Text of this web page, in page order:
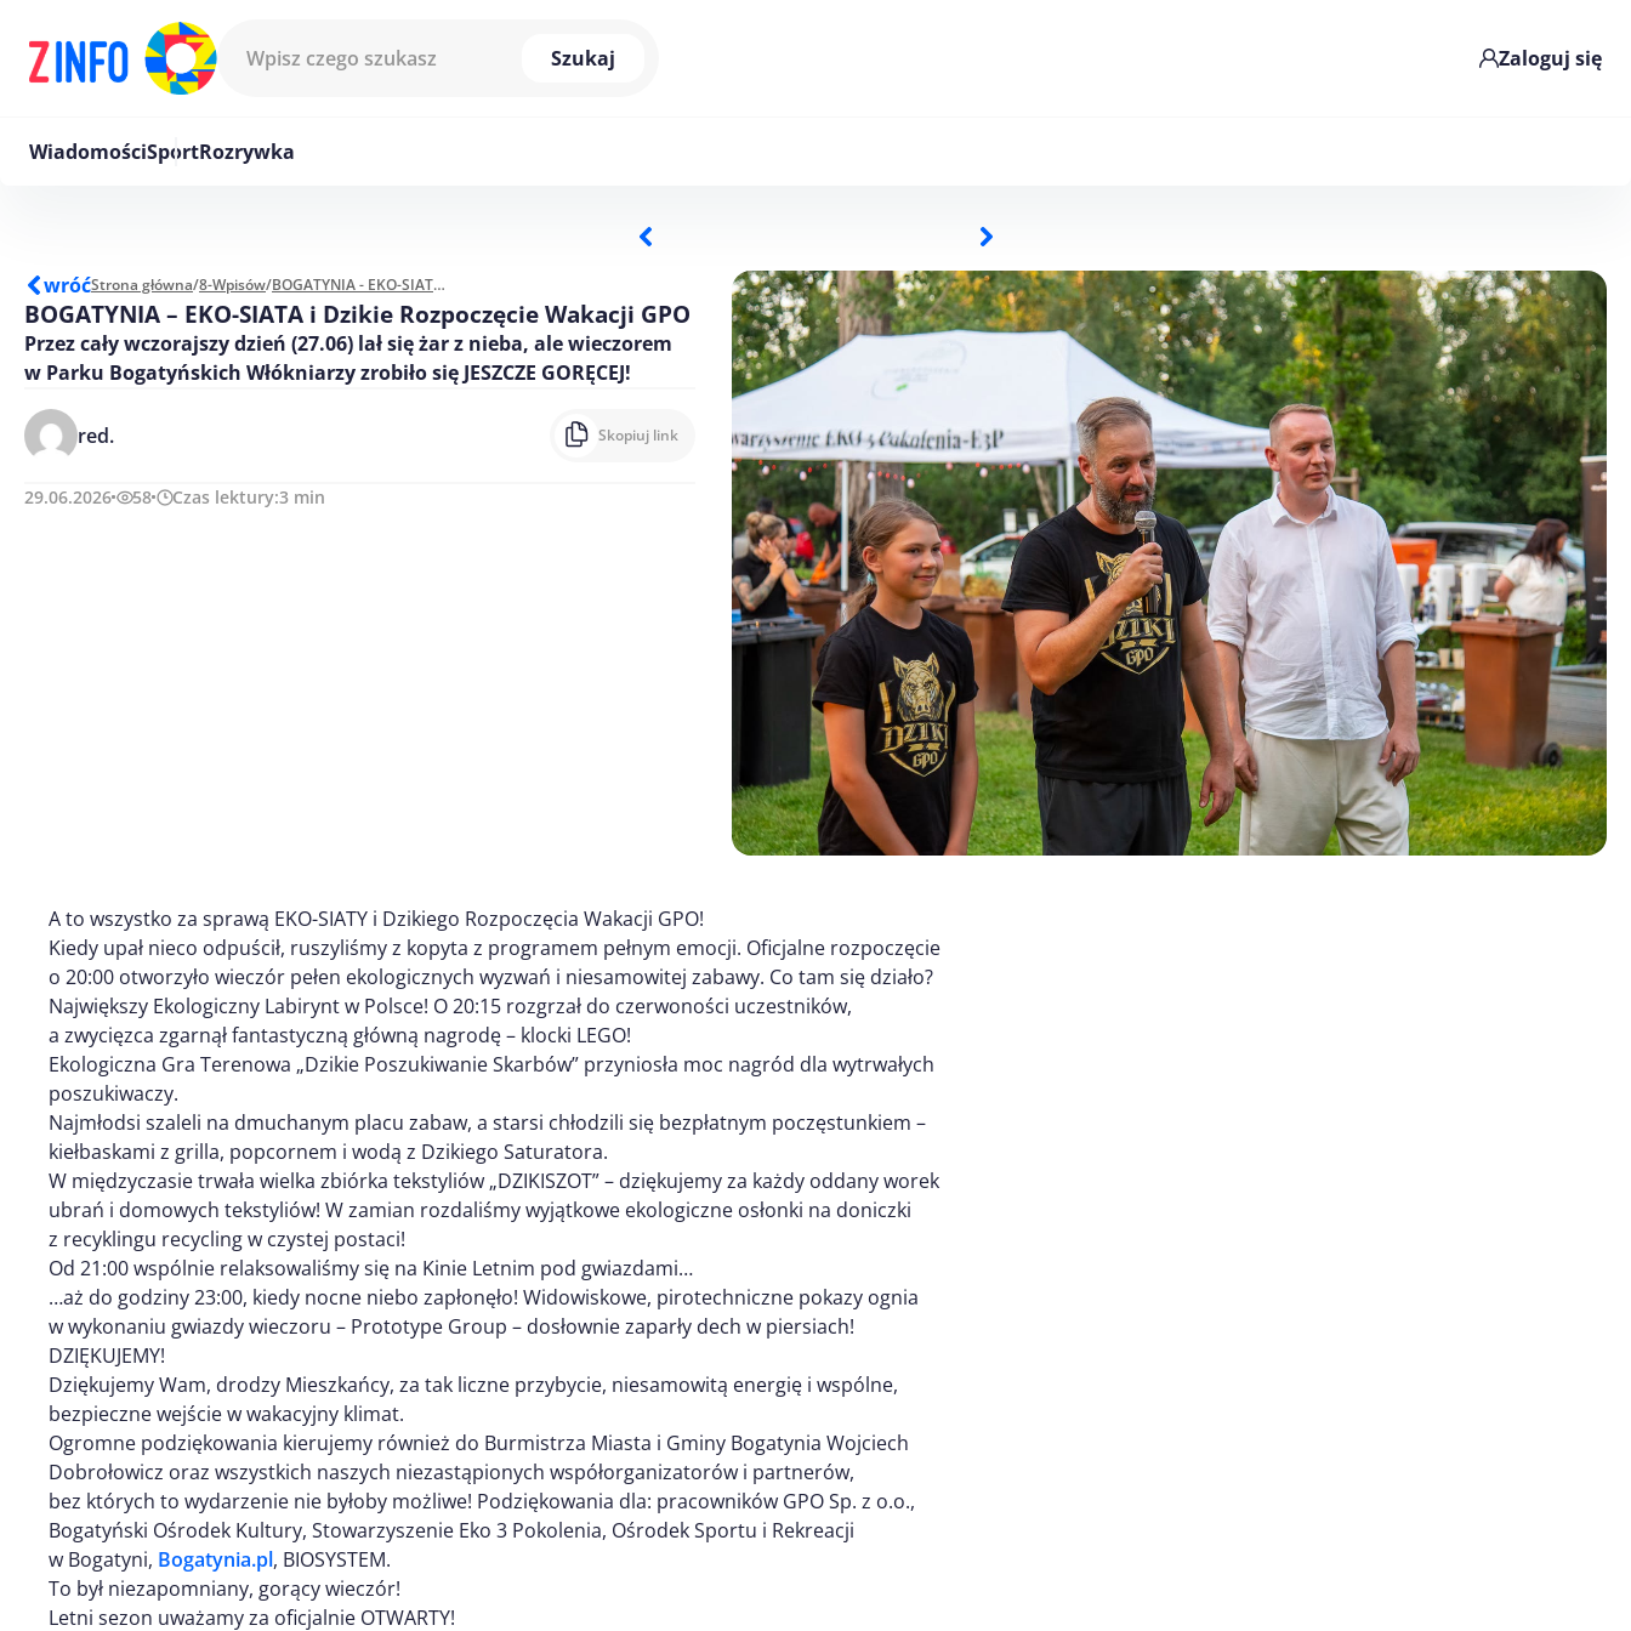
Szukaj
Zaloguj się
WiadomościSportRozrywka
wróćStrona główna/8-Wpisów/ BOGATYNIA - EKO-SIATA i Dzikie Rozpoczęcie Wakacji GPO
BOGATYNIA – EKO-SIATA i Dzikie Rozpoczęcie Wakacji GPO
Przez cały wczorajszy dzień (27.06) lał się żar z nieba, ale wieczorem
w Parku Bogatyńskich Włókniarzy zrobiło się JESZCZE GORĘCEJ!
red. Skopiuj link
29.06.2026 58 Czas lektury:3 min
A to wszystko za sprawą EKO-SIATY i Dzikiego Rozpoczęcia Wakacji GPO!
Kiedy upał nieco odpuścił, ruszyliśmy z kopyta z programem pełnym emocji. Oficjalne rozpoczęcie
o 20:00 otworzyło wieczór pełen ekologicznych wyzwań i niesamowitej zabawy. Co tam się działo?
Największy Ekologiczny Labirynt w Polsce! O 20:15 rozgrzał do czerwoności uczestników,
a zwycięzca zgarnął fantastyczną główną nagrodę – klocki LEGO!
Ekologiczna Gra Terenowa „Dzikie Poszukiwanie Skarbów” przyniosła moc nagród dla wytrwałych
poszukiwaczy.
Najmłodsi szaleli na dmuchanym placu zabaw, a starsi chłodzili się bezpłatnym poczęstunkiem –
kiełbaskami z grilla, popcornem i wodą z Dzikiego Saturatora.
W międzyczasie trwała wielka zbiórka tekstyliów „DZIKISZOT” – dziękujemy za każdy oddany worek
ubrań i domowych tekstyliów! W zamian rozdaliśmy wyjątkowe ekologiczne osłonki na doniczki
z recyklingu recycling w czystej postaci!
Od 21:00 wspólnie relaksowaliśmy się na Kinie Letnim pod gwiazdami…
…aż do godziny 23:00, kiedy nocne niebo zapłonęło! Widowiskowe, pirotechniczne pokazy ognia
w wykonaniu gwiazdy wieczoru – Prototype Group – dosłownie zaparły dech w piersiach!
DZIĘKUJEMY!
Dziękujemy Wam, drodzy Mieszkańcy, za tak liczne przybycie, niesamowitą energię i wspólne,
bezpieczne wejście w wakacyjny klimat.
Ogromne podziękowania kierujemy również do Burmistrza Miasta i Gminy Bogatynia Wojciech
Dobrołowicz oraz wszystkich naszych niezastąpionych współorganizatorów i partnerów,
bez których to wydarzenie nie byłoby możliwe! Podziękowania dla: pracowników GPO Sp. z o.o.,
Bogatyński Ośrodek Kultury, Stowarzyszenie Eko 3 Pokolenia, Ośrodek Sportu i Rekreacji
w Bogatyni, Bogatynia.pl, BIOSYSTEM.
To był niezapomniany, gorący wieczór!
Letni sezon uważamy za oficjalnie OTWARTY!